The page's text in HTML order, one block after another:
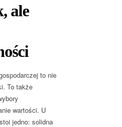
ale
to nie
To także
wartości. U
jedno: solidna